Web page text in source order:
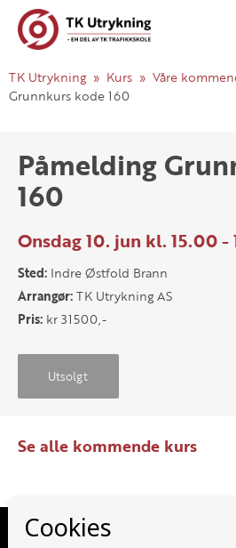
TK Utrykning Kurs
Våre
Grunnkurs kode 160
Påmelding
160
Onsdag 10. jun kl. 15.00 -
Sted: Indre Østfold Brann
Arrangør:TK Utrykning AS
Pris: kr 31500,-
Utsolgt
Se alle kommende kurs